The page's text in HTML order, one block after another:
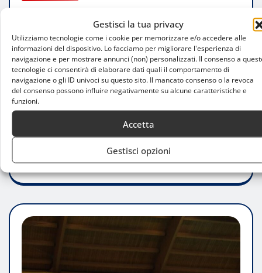
Gestisci la tua privacy
Utilizziamo tecnologie come i cookie per memorizzare e/o accedere alle
informazioni del dispositivo. Lo facciamo per migliorare l'esperienza di
navigazione e per mostrare annunci (non) personalizzati. Il consenso a
tecnologie ci consentirà di elaborare dati quali il comportamento di
navigazione o gli ID univoci su questo sito. Il mancato consenso o la revoca
del consenso possono influire negativamente su alcune caratteristiche e
funzioni.
Accetta
Gestisci opzioni
alla promozione
Cristiano Mancino Apr 13, 2025 0
L’NC Monza dominano alla Pia Grande,
consolidando il primato e preparando l’assalto
finale alla promozione Una risposta decisa dopo
LEGGI TUTTO